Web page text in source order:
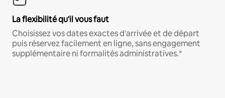
La flexibilité qu'il vous faut
Choisissez vos dates exactes d'arrivée et de départ
puis réservez facilement en ligne, sans engagement
supplémentaire ni formalités administratives.*